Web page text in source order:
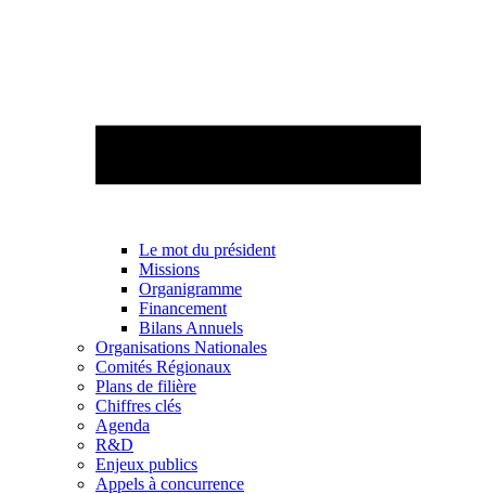
Le mot du président
Missions
Organigramme
Financement
Bilans Annuels
Organisations Nationales
Comités Régionaux
Plans de filière
Chiffres clés
Agenda
R&D
Enjeux publics
Appels à concurrence